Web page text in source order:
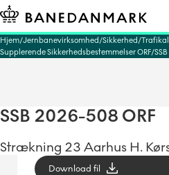
Hjem Jernbanevirksomhed Sikkerhed
Supplerende Sikkerhedsbestemmelser ORF
SSB 2026-508 ORF
Strækning 23 Aarhus H.
Download fil